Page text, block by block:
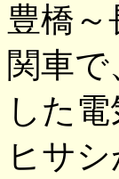
豊橋
関車
した
ヒサ